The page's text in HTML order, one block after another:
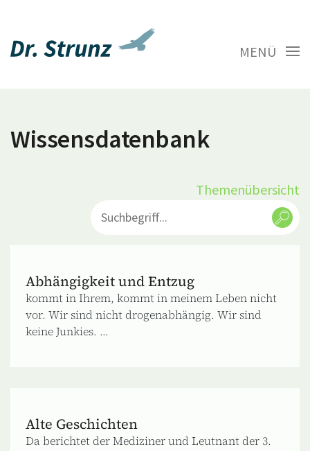
MENÜ
Wissensdatenbank
Themenübersicht
Abhängigkeit und Entzug
kommt in Ihrem, kommt in meinem Leben nicht
vor. Wir sind nicht drogenabhängig. Wir sind
keine Junkies. ...
Alte Geschichten
Da berichtet der Mediziner und Leutnant der 3.